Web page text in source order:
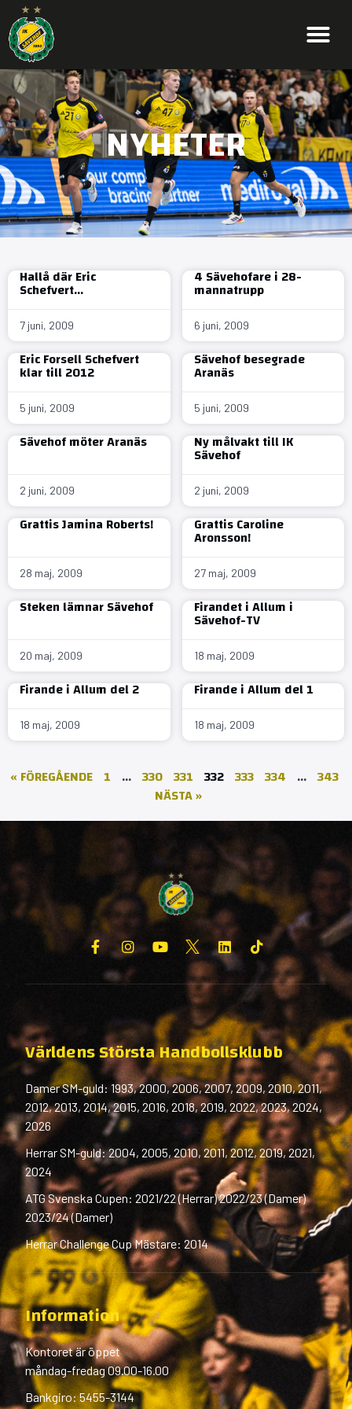
NYHETER
Hallå där Eric
Schefvert…
7 juni, 2009
4 Sävehofare i 28-
mannatrupp
6 juni, 2009
Eric Forsell Schefvert
klar till 2012
5 juni, 2009
Sävehof besegrade
Aranäs
5 juni, 2009
Sävehof möter Aranäs
2 juni, 2009
Ny målvakt till IK
Sävehof
2 juni, 2009
Grattis Jamina Roberts!
28 maj, 2009
Grattis Caroline
Aronsson!
27 maj, 2009
Steken lämnar Sävehof
20 maj, 2009
Firandet i Allum i
Sävehof-TV
18 maj, 2009
Firande i Allum del 2
18 maj, 2009
Firande i Allum del 1
18 maj, 2009
« FÖREGÅENDE 1 … 330 331 332 333 334 … 343
NÄSTA »
Världens Största Handbollsklubb
Damer SM-guld: 1993, 2000, 2006, 2007, 2009, 2010, 2011,
2012, 2013, 2014, 2015, 2016, 2018, 2019, 2022, 2023, 2024,
2026
Herrar SM-guld: 2004, 2005, 2010, 2011, 2012, 2019, 2021,
2024
ATG Svenska Cupen: 2021/22 (Herrar) 2022/23 (Damer)
2023/24 (Damer)
Herrar Challenge Cup Mästare: 2014
Information
Kontoret är öppet
måndag-fredag 09.00-16.00
Bankgiro: 5455-3144